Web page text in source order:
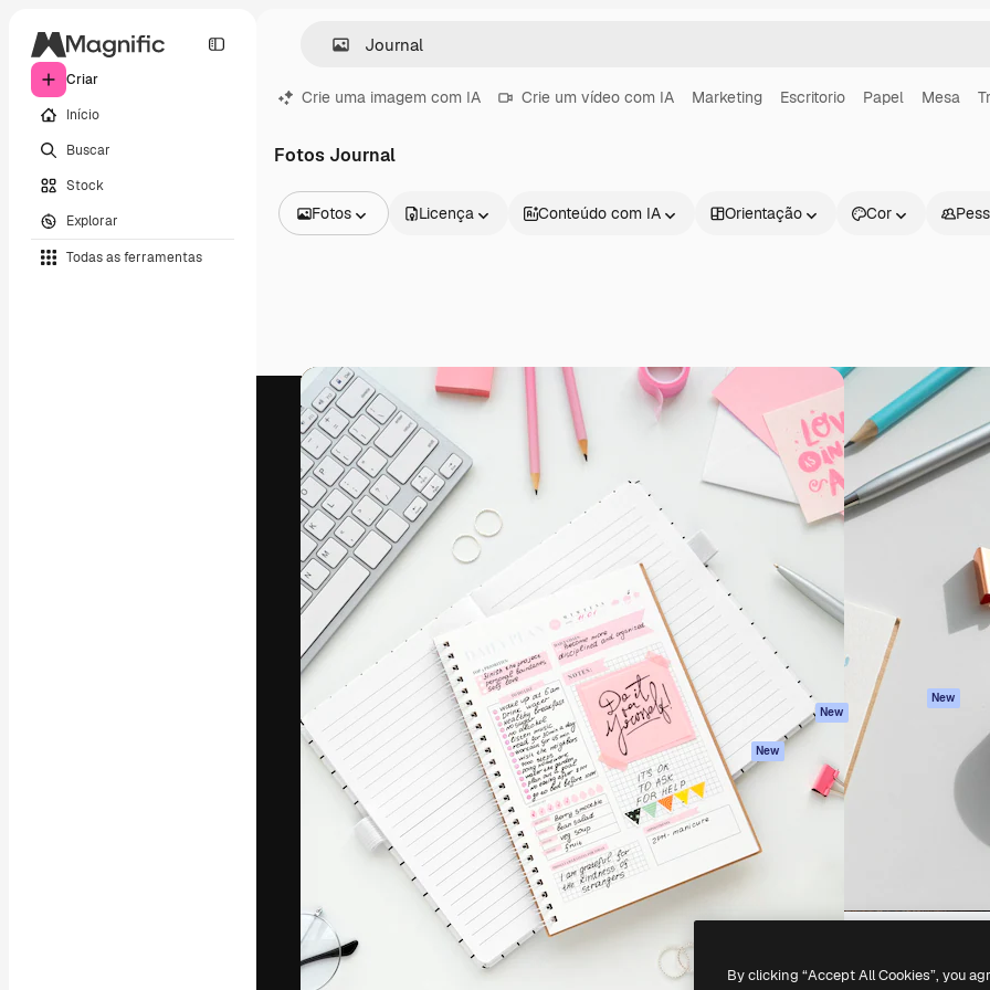
Criar
Início
Buscar
Stock
Explorar
Todas as ferramentas
Crie uma imagem com IA Crie um vídeo com IA Marketing Escritorio Papel Mesa
Fotos Journal
Fotos
Vídeos
Clipes de vídeo
Animações
Modelos de vídeos
Ícones
Modelos 3D
Fontes
Licença Conteúdo com IA Orientação Cor
A plataforma criativa para você direcionar
seu melhor trabalho. Mais de 1 milhão de
assinantes entre criativos, empresas,
agências e estúdios.
Português
Produtos
Assistente de IA
Gerador de
imagens
Gerador de vídeos
Texto para voz
Conteúdo de stock
MCP para
Claude/ChatGPT
New
Agentes New
API
App móvel
Todas as
ferramentas
Começar
Academy
Atendimento
condições
Política de
privacidade
Originais
New
Política de
confiabilidade
Copyright © 2010- 2026 Freepik Company S.L.U. Todos os direitos reservados.
By clicking “Accept All Cookies”, you